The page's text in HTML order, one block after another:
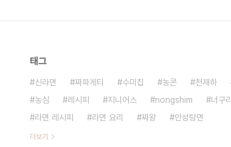
태그
신라면 짜파게티 수미칩 농콘 천재하
농심
레시피 지니어스 nongshim 너구리
라면 레시피
라면 요리 짜왕 안성탕면
더보기